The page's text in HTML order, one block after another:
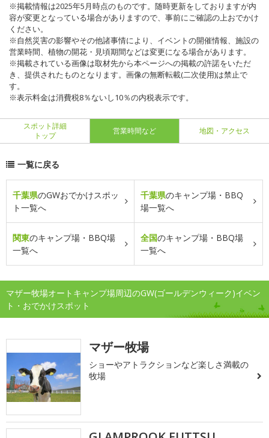
※掲載情報は2025年5月時点のものです。随時更新をしておりますが内
容が変更となっている場合がありますので、事前にご確認の上おでかけ
ください。
※自然災害の影響やその他諸事情により、イベントの開催情報、施設の
営業時間、植物の開花・見頃期間などは変更になる場合があります。
※掲載されている画像は取材先から本ページへの掲載の許諾をいただ
き、提供されたものとなります。画像の無断転載(二次使用)は禁止で
す。
※表示料金は消費税8％ないし10％の内税表示です。
スポット詳細
トップ
営業時間など 地図・アクセス
一覧に戻る
千葉県のGWおでかけスポッ
ト一覧へ
千葉県のキャンプ場・BBQ
場一覧へ
関東のキャンプ場・BBQ場
一覧へ
全国のキャンプ場・BBQ場
一覧へ
マザー牧場オートキャンプ場周辺のGW(ゴールデンウィーク)イベン
ト・おでかけスポット
マザー牧場
ショーやアトラクションなど楽しさ満載の
牧場